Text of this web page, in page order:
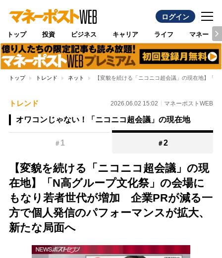
ログイン
トップ 投資 ビジネス キャリア ライフ マネー
トップ トレンド ネット 【変貌を続ける「ニコニコ超会議」の現在地】「
トレンド 2026.06.02 15:02 マネーポストWEB
オワコンじゃない！「ニコニコ超会議」の現在地
＃ 1 ＃2
【変貌を続ける「ニコニコ超会議」の現
在地】「N高グループ文化祭」の会場に
もなり若者世代が増加 企業PRが減る一
方で個人発信のパフォーマンスが拡大、
新たな局面へ